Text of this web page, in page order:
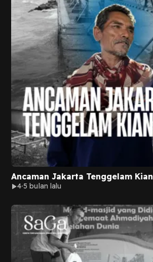
Ancaman Jakarta Tenggelam
4 5 bulan lalu